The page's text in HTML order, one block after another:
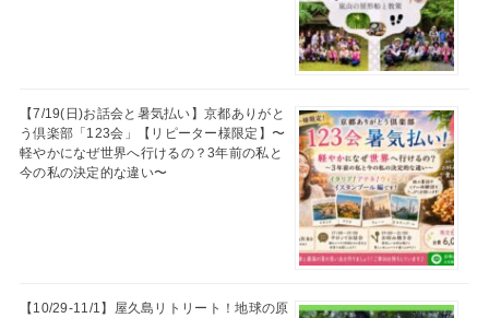
【7/19(日)お話会と暑気払い】京都ありがと
う倶楽部「123会」【リピーター様限定】〜
軽やかになぜ世界へ行けるの？3年前の私と
今の私の決定的な違い〜
【10/29-11/1】屋久島リトリート！地球の原